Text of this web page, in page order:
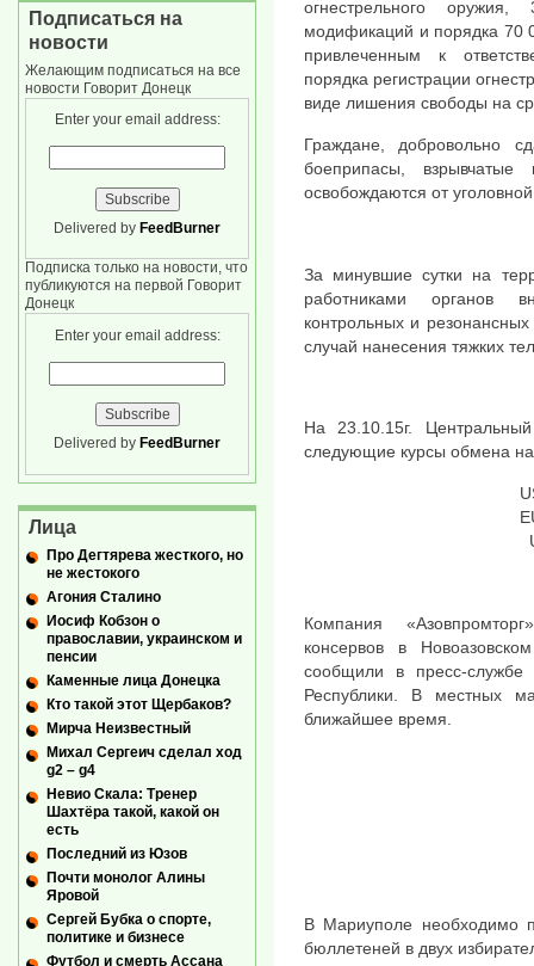
огнестрельного
модификаций и порядка 70
привлеченным к
порядка регистрации
виде лишения свободы на
Граждане, добровольно
боеприпасы, взрывчатые
освобождаются от
За минувшие сутки на
работниками органов
контрольных и
случай нанесения тяжких
На 23.10.15г.
следующие курсы обмена
Компания
консервов в
сообщили в пресс-службе
Республики. В местных
ближайшее время.
В Мариуполе необходимо
бюллетеней в двух
Подписаться на
новости
Желающим подписаться на все
новости Говорит Донецк
Enter your email address:
Delivered by FeedBurner
Подписка только на новости, что
публикуются на первой Говорит
Донецк
Enter your email address:
Delivered by FeedBurner
Лица
Про Дегтярева жесткого, но
не жестокого
Агония Сталино
Иосиф Кобзон о
православии, украинском и
пенсии
Каменные лица Донецка
Кто такой этот Щербаков?
Мирча Неизвестный
Михал Сергеич сделал ход
g2 – g4
Невио Скала: Тренер
Шахтёра такой, какой он
есть
Последний из Юзов
Почти монолог Алины
Яровой
Сергей Бубка о спорте,
политике и бизнесе
Футбол и смерть Ассана